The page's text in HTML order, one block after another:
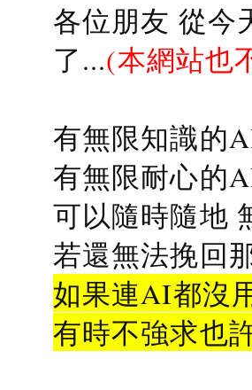
各位朋友 從今
了...(本網站也
有無限知識的
有無限耐心的
可以隨時隨地
若還無法挽回
如果連AI都沒
有時不強求也